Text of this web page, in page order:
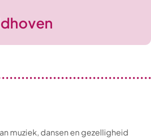
muziek, dansen en gezelligheid